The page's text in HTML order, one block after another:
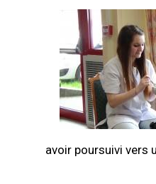
avoir poursuivi vers